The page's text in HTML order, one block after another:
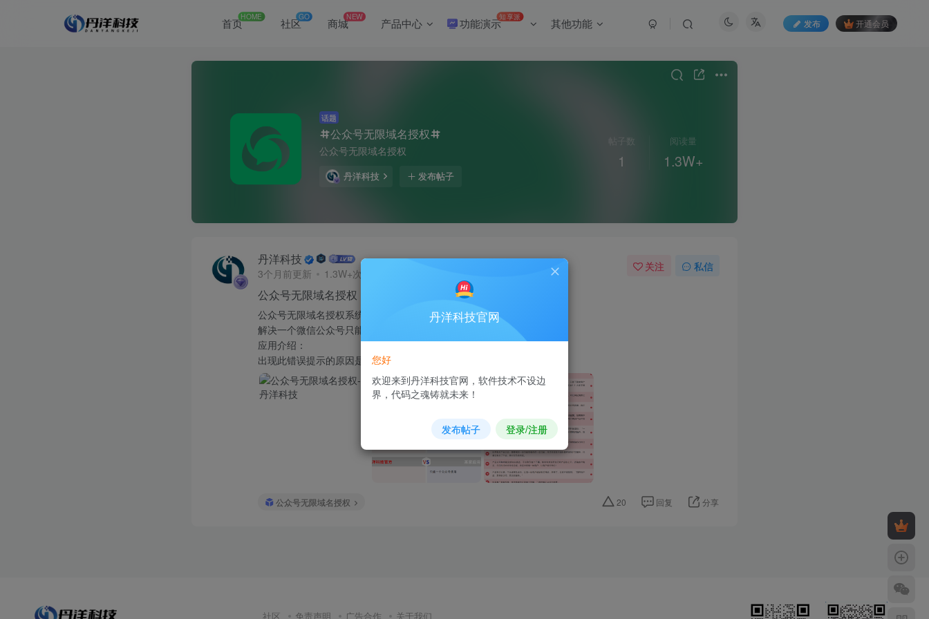
首页HOME 社区GO 商城NEW 产品中心 功能演示知享派 其他功能 发布 开通会员
话题
公众号无限域名授权
公众号无限域名授权
丹洋科技 发布帖子
帖子数
1
阅读量
1.3W+
丹洋科技
3个月前更新 1.3W+次阅读
关注 私信
公众号无限域名授权
公众号无限域名授权系统
解决一个微信公众号只能设置2个网页授权域名的限制问题
应用介绍：
出现此错误提示的原因是未添加微信公...
公众号无限域名授权 20 回复 分享
社区 免责声明 广告合作 关于我们
丹洋科技官网
您好
欢迎来到丹洋科技官网，软件技术不设边
界，代码之魂铸就未来！
发布帖子 登录/注册